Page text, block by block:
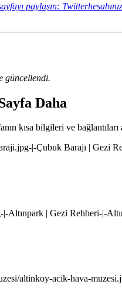
paylaşın:
güncellendi.
Daha
kısa bilgileri ve
|-Çubuk Barajı | Gezi
Altınpark | Gezi Rehberi-|-
altinkoy-acik-hava-